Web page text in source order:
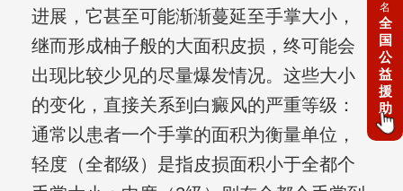
进展，它甚至可能渐渐蔓延至手掌大小，
继而形成柚子般的大面积皮损，终可能会
出现比较少见的尽量爆发情况。这些大小
的变化，直接关系到白癜风的严重等级：
通常以患者一个手掌的面积为衡量单位，
轻度（全都级）是指皮损面积小于全都个
名
全
国
公
益
援
助